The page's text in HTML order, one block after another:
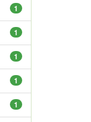
1
1
1
1
1